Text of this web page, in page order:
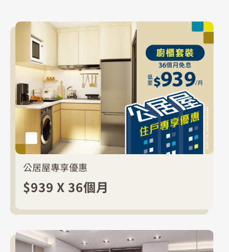
公居屋專享優惠
$939 X 36個月